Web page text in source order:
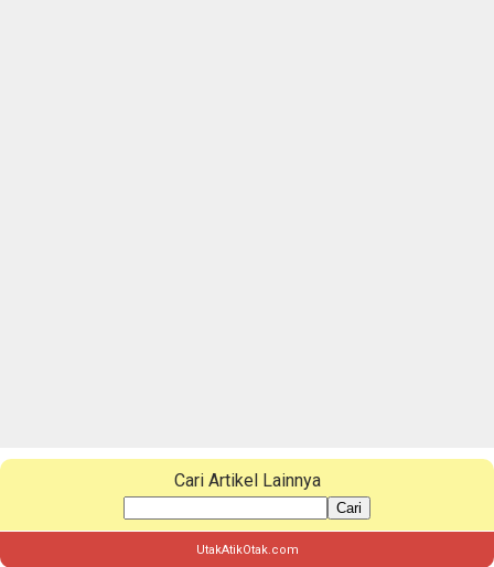
Cari Artikel Lainnya
Cari
UtakAtikOtak.com